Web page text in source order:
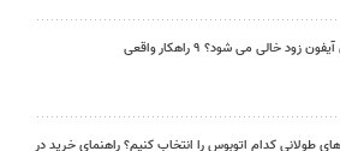
زود خالی می شود؟ ۹ راهکار واقعی
طولانی کدام اتوبوس را انتخاب کنیم؟ راهنمای خرید در